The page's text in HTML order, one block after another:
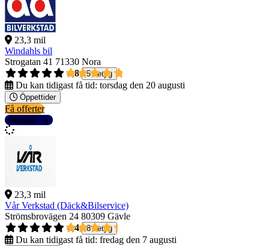
23,3 mil
Windahls bil
Strogatan 41 71330 Nora
4,8
5 betyg
Du kan tidigast få tid: torsdag den 20 augusti
Öppettider
Få offerter
Detaljer
23,3 mil
Vår Verkstad (Däck&Bilservice)
Strömsbrovägen 24 80309 Gävle
4,4
8 betyg
Du kan tidigast få tid: fredag den 7 augusti